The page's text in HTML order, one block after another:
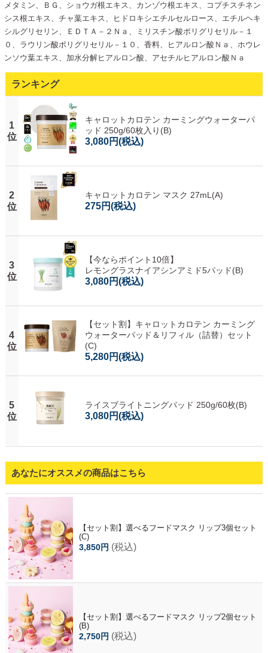
メタミン、ＢＧ、ショウガ根エキス、カンゾウ根エキス、コプチスチネン
シス根エキス、チャ葉エキス、ヒドロキシエチルセルロース、エチルヘキ
シルグリセリン、ＥＤＴＡ－２Ｎａ、ミリスチン酸ポリグリセリル－１
０、ラウリン酸ポリグリセリル－１０、香料、ヒアルロン酸Ｎａ、ホウレ
ンソウ葉エキス、加水分解ヒアルロン酸、アセチルヒアルロン酸Ｎａ
ランキング
1
位
キャロットカロテン カーミングウォーターパ
ッド 250g/60枚入り(B)
3,080円(税込)
2
位
キャロットカロテン マスク 27mL(A)
275円(税込)
3
位
【今ならポイント10倍】
レモングラスナイアシンアミド5パッド(B)
3,080円(税込)
4
位
【セット割】キャロットカロテン カーミング
ウォーターパッド＆リフィル（詰替）セット
(C)
5,280円(税込)
5
位
ライスブライトニングパッド 250g/60枚(B)
3,080円(税込)
あなたにオススメの商品はこちら
【セット割】選べるフードマスク リップ3個セット
(C)
3,850円 (税込)
【セット割】選べるフードマスク リップ2個セット
(B)
2,750円 (税込)